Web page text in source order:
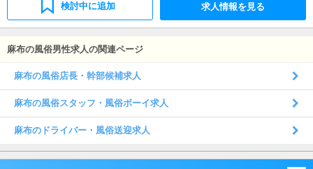
検討中に追加 求人情報を見る
麻布の風俗男性求人の関連ページ
麻布の風俗店長・幹部候補求人
麻布の風俗スタッフ・風俗ボーイ求人
麻布のドライバー・風俗送迎求人